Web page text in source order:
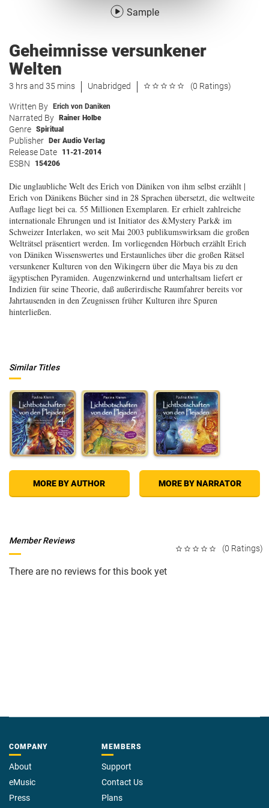
Sample
Geheimnisse versunkener
Welten
3 hrs and 35 mins Unabridged (0 Ratings)
Written By Erich von Daniken
Narrated By Rainer Holbe
Genre Spiritual
Publisher Der Audio Verlag
Release Date 11-21-2014
ESBN 154206
Die unglaubliche Welt des Erich von Däniken von ihm selbst erzählt |
Erich von Dänikens Bücher sind in 28 Sprachen übersetzt, die weltweite
Auflage liegt bei ca. 55 Millionen Exemplaren. Er erhielt zahlreiche
internationale Ehrungen und ist Initiator des &Mystery Park& im
Schweizer Interlaken, wo seit Mai 2003 publikumswirksam die großen
Welträtsel präsentiert werden. Im vorliegenden Hörbuch erzählt Erich
von Däniken Wissenswertes und Erstaunliches über die großen Rätsel
versunkener Kulturen von den Wikingern über die Maya bis zu den
ägyptischen Pyramiden. Augenzwinkernd und unterhaltsam liefert er
Indizien für seine Theorie, daß außerirdische Raumfahrer bereits vor
Jahrtausenden in den Zeugnissen früher Kulturen ihre Spuren
hinterließen.
Similar Titles
MORE BY AUTHOR MORE BY NARRATOR
(0 Ratings)
Member Reviews
There are no reviews for this book yet
COMPANY
About
eMusic
Press
MEMBERS
Support
Contact Us
Plans